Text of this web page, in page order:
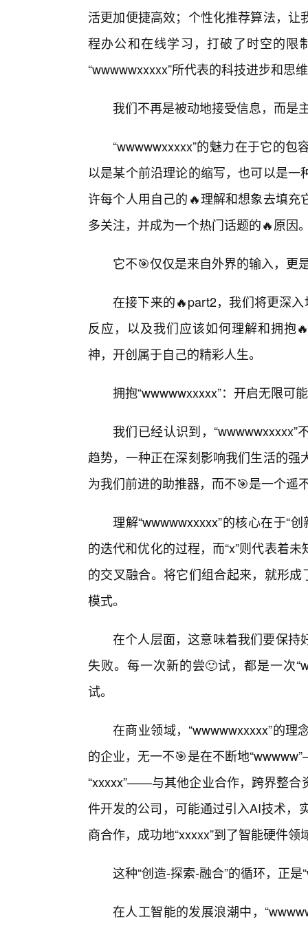
活更加便捷高效；个性化推荐算法，
程办公和在线学习，打破了时空的限
“wwwwwxxxxx”所代表的科技进步和思
我们不再是被动地接受信息，而是
“wwwwwxxxxx”的魅力在于它的
以是某个前沿理论的缩写，也可以是
许每个人用自己的🔥理解和想象去填
多关注，并成为一个热门话题的🔥原因
它不🎯仅仅是来自外界的输入，更
在接下来的🔥part2，我们将更深
反应，以及我们应该如何理解和拥抱
神，开创属于自己的精彩人生。
拥抱“wwwwwxxxxx”：开启无限可
我们已经认识到，
趋势，一种正在深刻影响我们生活的
为我们前进的助推器，而不🎯是一个遥
理解“wwwwwxxxxx”的核心在于“
的迭代和优化的过程，而“x”则代表着
的交叉融合。将它们组合起来，就形
模式。
在个人层面，这意味着我们要保持
失败。每一次新的尝🙂试，都是一次
试。
在商业领域，“wwwwwxxxxx”的
的企业，无一不🎯是在不断地
“xxxxx”——与其他企业合作，跨界整合
件开发的公司，可能通过引入AI技术，
商合作，成功地“xxxxx”到了智能硬件
这种“创造-探索-融合”的循环，正
在人工智能的发展浪潮中，